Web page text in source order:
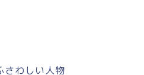
さわしい人物